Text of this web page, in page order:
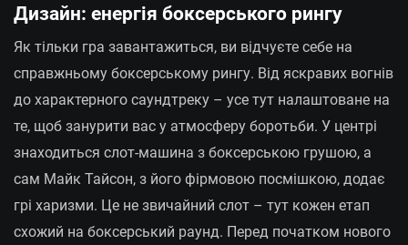
Дизайн: енергія боксерського рингу
Як тільки гра завантажиться, ви відчуєте себе на
справжньому боксерському рингу. Від яскравих вогнів
до характерного саундтреку – усе тут налаштоване на
те, щоб занурити вас у атмосферу боротьби. У центрі
знаходиться слот-машина з боксерською грушою, а
сам Майк Тайсон, з його фірмовою посмішкою, додає
грі харизми. Це не звичайний слот – тут кожен етап
схожий на боксерський раунд. Перед початком нового